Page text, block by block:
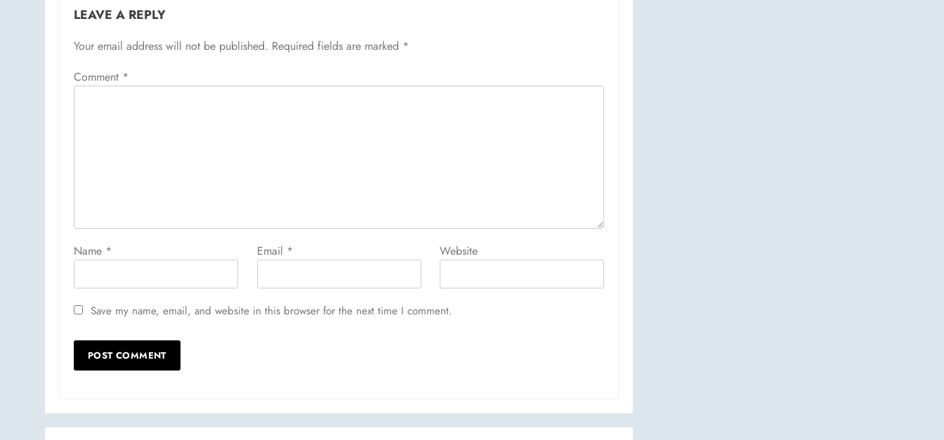
LEAVE A REPLY
Your email address will not be published. Required fields are marked *
Comment *
Name * Email * Website
Save my name, email, and website in this browser for the next time I comment.